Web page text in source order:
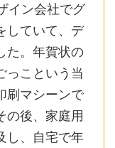
イン会社でグ
していて、デ
た。年賀状の
っこという当
刷マシーンで
の後、家庭用
し、自宅で年